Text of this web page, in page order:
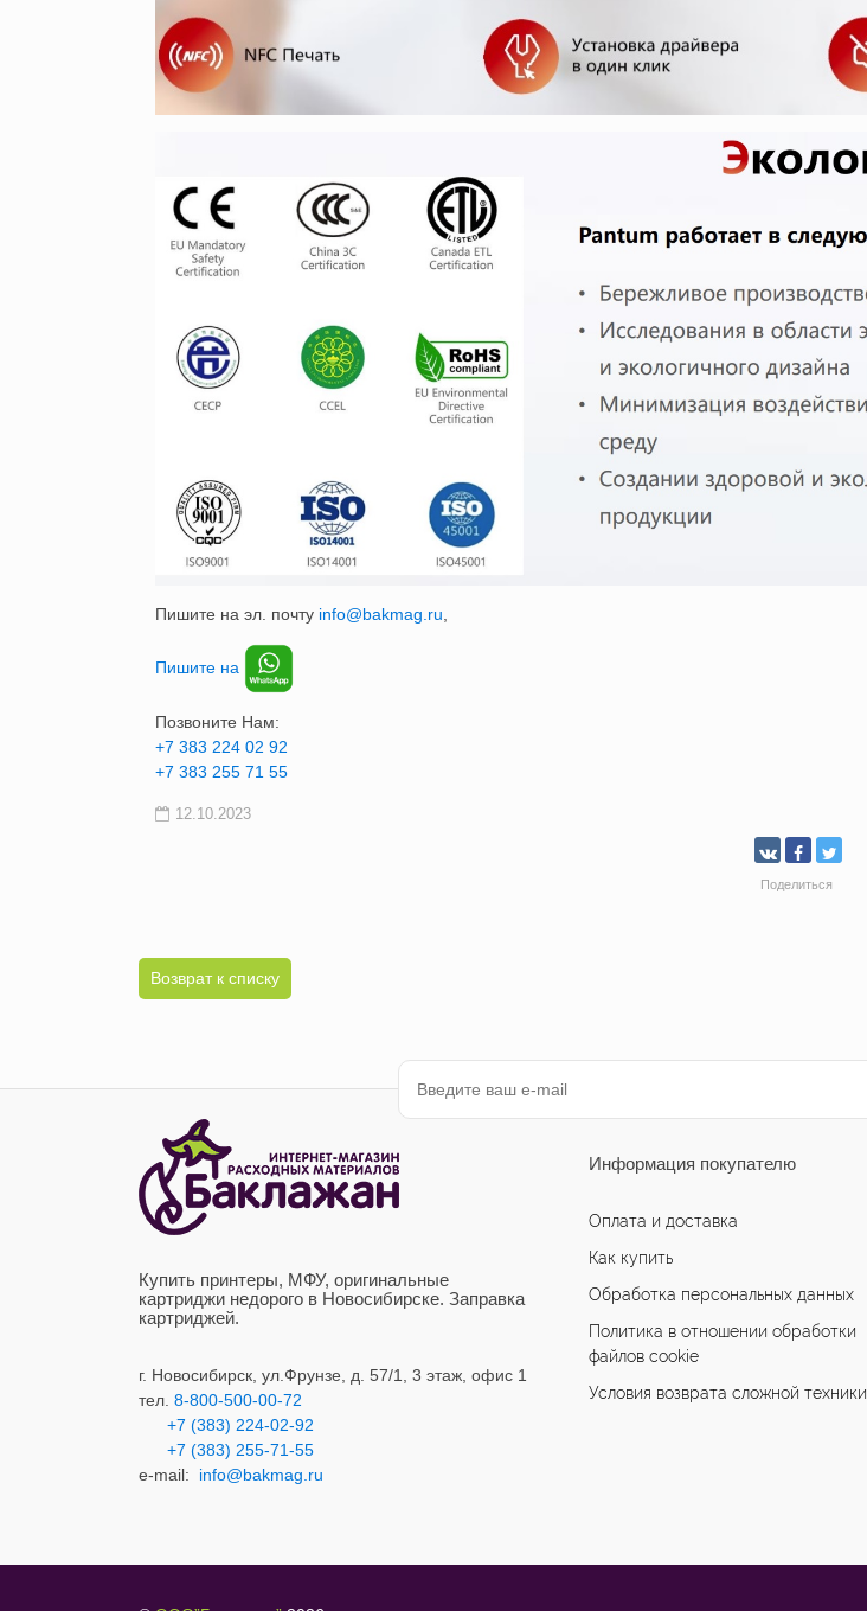
Пишите на эл. почту info@bakmag.ru
Пишите на
Позвоните Нам:
+7 383 224 02 92
+7 383 255 71 55
12.10.2023
Поделиться
Возврат к списку
Купить принтеры, МФУ, оригинальные
картриджи недорого в Новосибирске. Заправка
картриджей.
г. Новосибирск, ул.Фрунзе, д. 57/1, 3 этаж, офис 1
тел. 8-800-500-00-72
+7 (383) 224-02-92
+7 (383) 255-71-55
e-mail: info@bakmag.ru
Информация покупателю
Оплата и доставка
Как купить
Обработка персональных данных
Политика в отношении обработки
файлов cookie
Условия возврата сложной техники